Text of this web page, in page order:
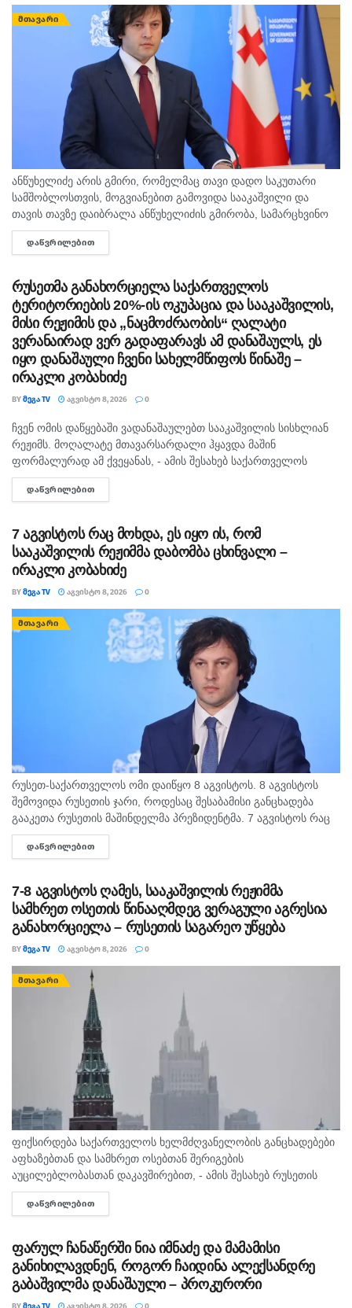
ᲛᲗᲐᲕᲐᲠᲘ
ანწუხელიძე არის გმირი, რომელმაც თავი დადო საკუთარი
სამშობლოსთვის, მოგვიანებით გამოვიდა სააკაშვილი და
თავის თავზე დაიბრალა ანწუხელიძის გმირობა, სამარცხვინო
სიტყვები თქვა, თითქოს, სააკაშვილისთვის შეგინებას თუ
რაღაც ამგვარს სთხოვდნენ მას, - ამის შესახებ...
ᲓᲐᲬᲕᲠᲘᲚᲔᲑᲘᲗ
რუსეთმა განახორციელა საქართველოს
ტერიტორიების 20%-ის ოკუპაცია და სააკაშვილის,
მისი რეჟიმის და „ნაცმოძრაობის“ ღალატი
ვერანაირად ვერ გადაფარავს ამ დანაშაულს, ეს
იყო დანაშაული ჩვენი სახელმწიფოს წინაშე –
ირაკლი კობახიძე
BYᲛᲔᲒᲐ TV ᲐᲒᲕᲘᲡᲢᲝ 8, 2026 0
ᲛᲗᲐᲕᲐᲠᲘ
ჩვენ ომის დაწყებაში ვადანაშაულებთ სააკაშვილის სისხლიან
რეჟიმს. მოღალატე მთავარსარდალი ჰყავდა მაშინ
ფორმალურად ამ ქვეყანას, - ამის შესახებ საქართველოს
პრემიერ-მინისტრმა ირაკლი კობახიძემ ჟურნალისტებს
განუცხადა. რაც შეეხება რუსეთს, კობახიძის განცხადებით,
ᲓᲐᲬᲕᲠᲘᲚᲔᲑᲘᲗ
7 აგვისტოს რაც მოხდა, ეს იყო ის, რომ
სააკაშვილის რეჟიმმა დაბომბა ცხინვალი –
ირაკლი კობახიძე
BYᲛᲔᲒᲐ TV ᲐᲒᲕᲘᲡᲢᲝ 8, 2026 0
ᲛᲗᲐᲕᲐᲠᲘ
რუსეთ-საქართველოს ომი დაიწყო 8 აგვისტოს. 8 აგვისტოს
შემოვიდა რუსეთის ჯარი, როდესაც შესაბამისი განცხადება
გააკეთა რუსეთის მაშინდელმა პრეზიდენტმა. 7 აგვისტოს რაც
მოხდა, ეს იყო ის, რომ სააკაშვილის რეჟიმმა დაბომბა
ცხინვალი, - ამის...
ᲓᲐᲬᲕᲠᲘᲚᲔᲑᲘᲗ
7-8 აგვისტოს ღამეს, სააკაშვილის რეჟიმმა
სამხრეთ ოსეთის წინააღმდეგ ვერაგული აგრესია
განახორციელა – რუსეთის საგარეო უწყება
BYᲛᲔᲒᲐ TV ᲐᲒᲕᲘᲡᲢᲝ 8, 2026 0
ᲛᲗᲐᲕᲐᲠᲘ
ფიქსირდება საქართველოს ხელმძღვანელობის განცხადებები
აფხაზებთან და სამხრეთ ოსებთან შერიგების
აუცილებლობასთან დაკავშირებით, - ამის შესახებ რუსეთის
საგარეო საქმეთა სამინისტროს განცხადებაშია ნათქვამი,
რომელსაც უწყება 2008 წლის აგვისტოს ომთან დაკავშირებით
ᲓᲐᲬᲕᲠᲘᲚᲔᲑᲘᲗ
ფარულ ჩანაწერში ნია იმნაძე და მამამისი
განიხილავდნენ, როგორ ჩაიდინა ალექსანდრე
გაბაშვილმა დანაშაული – პროკურორი